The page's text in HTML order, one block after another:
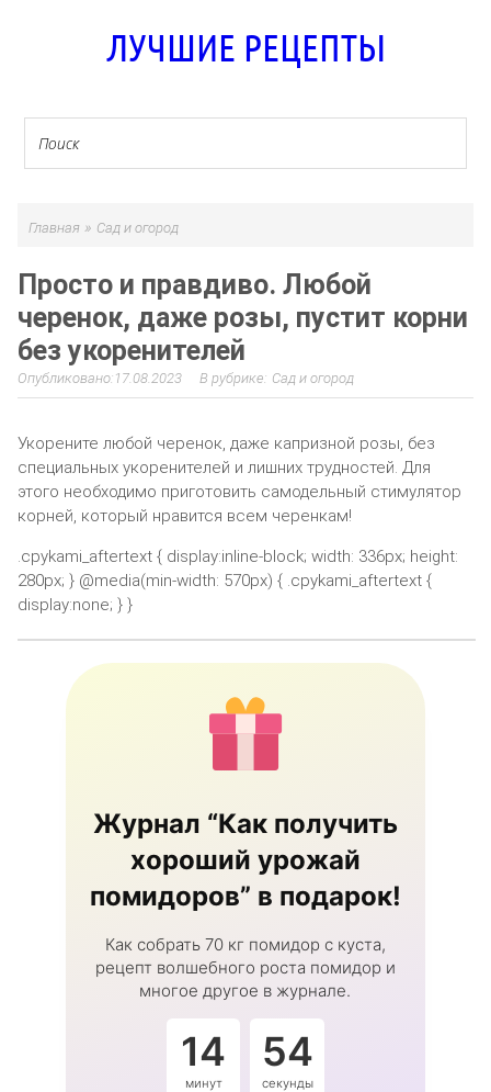
ЛУЧШИЕ РЕЦЕПТЫ
Главная » Сад и огород
Просто и правдиво. Любой
черенок, даже розы, пустит корни
без укоренителей
17.08.2023 Сад и огород
Укорените любой черенок, даже капризной розы, без
специальных укоренителей и лишних трудностей. Для
этого необходимо приготовить самодельный стимулятор
корней, который нравится всем черенкам!
.cpykami_aftertext { display:inline-block; width: 336px; height:
280px; } @media(min-width: 570px) { .cpykami_aftertext {
display:none; } }
Журнал “Как получить
хороший урожай
помидоров” в подарок!
Как собрать 70 кг помидор с куста,
рецепт волшебного роста помидор и
многое другое в журнале.
14
минут
53
секунды